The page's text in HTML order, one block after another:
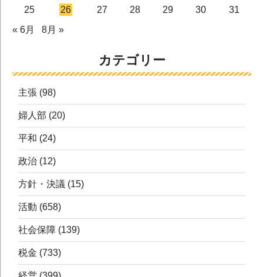
25
26 27 28 29 30
31
« 6月
8月 »
カテゴリー
主張 (98)
婦人部 (20)
平和 (24)
政治 (12)
方針・決議 (15)
活動 (658)
社会保障 (139)
税金 (733)